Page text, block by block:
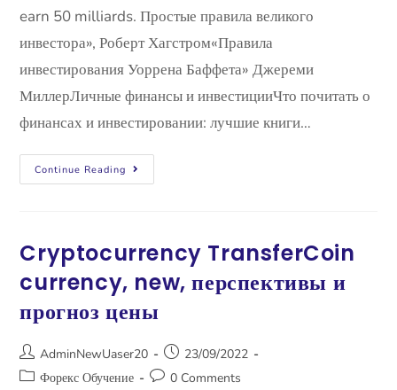
earn 50 milliards. Простые правила великого
инвестора», Роберт Хагстром«Правила
инвестирования Уоррена Баффета» Джереми
МиллерЛичные финансы и инвестицииЧто почитать о
финансах и инвестировании: лучшие книги…
Continue Reading
Cryptocurrency TransferCoin
currency, new, перспективы и
прогноз цены
AdminNewUaser20
23/09/2022
Форекс Обучение
0 Comments